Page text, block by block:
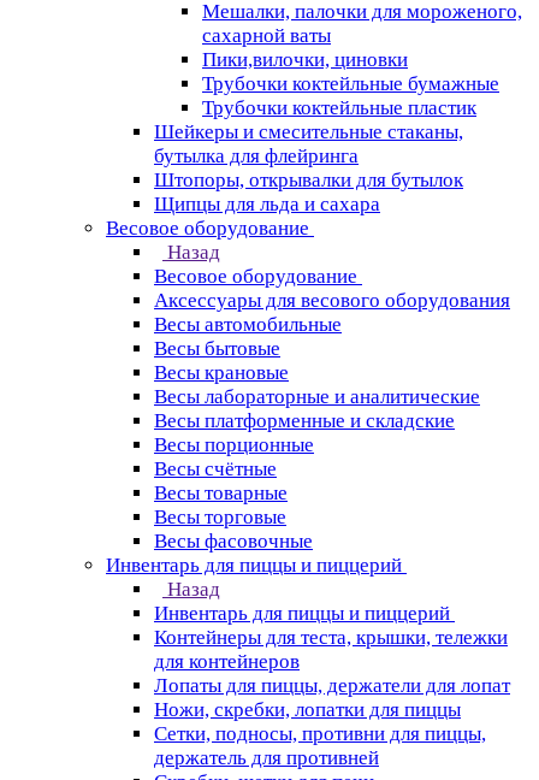
Мешалки, палочки для мороженого,
сахарной ваты
Пики,вилочки, циновки
Трубочки коктейльные бумажные
Трубочки коктейльные пластик
Шейкеры и смесительные стаканы,
бутылка для флейринга
Штопоры, открывалки для бутылок
Щипцы для льда и сахара
Весовое оборудование
Назад
Весовое оборудование
Аксессуары для весового оборудования
Весы автомобильные
Весы бытовые
Весы крановые
Весы лабораторные и аналитические
Весы платформенные и складские
Весы порционные
Весы счётные
Весы товарные
Весы торговые
Весы фасовочные
Инвентарь для пиццы и пиццерий
Назад
Инвентарь для пиццы и пиццерий
Контейнеры для теста, крышки, тележки
для контейнеров
Лопаты для пиццы, держатели для лопат
Ножи, скребки, лопатки для пиццы
Сетки, подносы, противни для пиццы,
держатель для противней